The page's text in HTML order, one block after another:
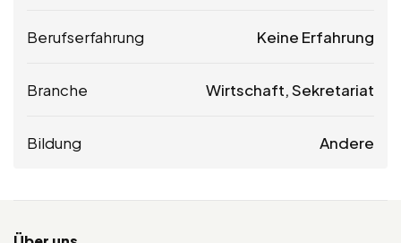
Berufserfahrung Keine Erfahrung
Branche Wirtschaft, Sekretariat
Bildung Andere